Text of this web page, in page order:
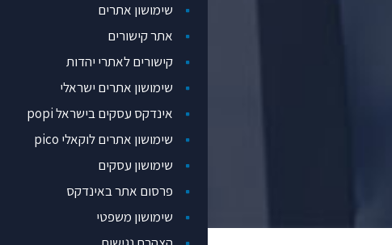
שימושון אתרים
אתר קישורים
קישורים לאתרי יהדות
שימושון אתרים ישראלי
אינדקס עסקים בישראל popi
שימושון אתרים לוקאלי pico
שימושון עסקים
פרסום אתר באינדקס
שימושון משפטי